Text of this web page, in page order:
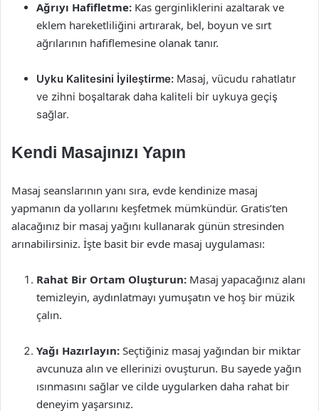
Ağrıyı Hafifletme: Kas gerginliklerini azaltarak ve
eklem hareketliliğini artırarak, bel, boyun ve sırt
ağrılarının hafiflemesine olanak tanır.
Uyku Kalitesini İyileştirme: Masaj, vücudu rahatlatır
ve zihni boşaltarak daha kaliteli bir uykuya geçiş
sağlar.
Kendi Masajınızı Yapın
Masaj seanslarının yanı sıra, evde kendinize masaj
yapmanın da yollarını keşfetmek mümkündür. Gratis’ten
alacağınız bir masaj yağını kullanarak günün stresinden
arınabilirsiniz. İşte basit bir evde masaj uygulaması:
Rahat Bir Ortam Oluşturun: Masaj yapacağınız alanı
temizleyin, aydınlatmayı yumuşatın ve hoş bir müzik
çalın.
Yağı Hazırlayın: Seçtiğiniz masaj yağından bir miktar
avcunuza alın ve ellerinizi ovuşturun. Bu sayede yağın
ısınmasını sağlar ve cilde uygularken daha rahat bir
deneyim yaşarsınız.